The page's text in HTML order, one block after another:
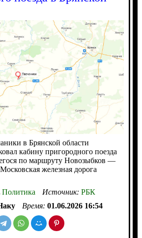
в Брянской области
кабину пригородного поезда
по маршруту Новозыбков —
железная дорога
Политика Источник: РБК
Время: 01.06.2026 16:54